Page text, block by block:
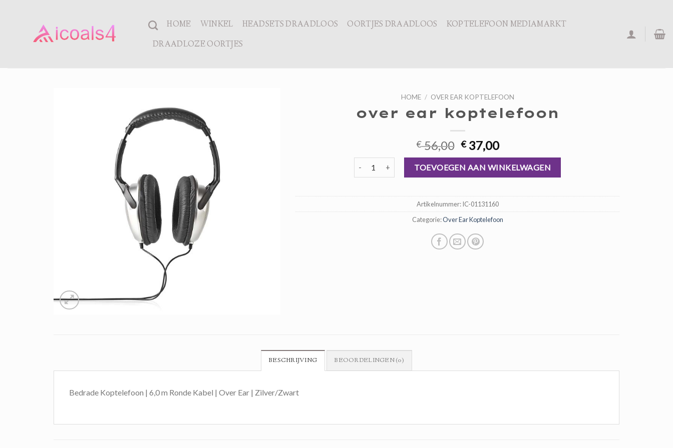
HOME WINKEL HEADSETS DRAADLOOS OORTJES DRAADLOOS
KOPTELEFOON MEDIAMARKT
DRAADLOZE OORTJES
HOME / OVER EAR KOPTELEFOON
over ear koptelefoon
€56,00 Oorspronkelijke
prijs
was:
€ 56,00.
€37,00Huidige
prijs
is:
€ 37,00.
over ear koptelefoon aantalTOEVOEGEN AAN WINKELWAGEN
Artikelnummer:IC-01131160
Categorie:Over Ear Koptelefoon
BESCHRIJVING BEOORDELINGEN (0)
Bedrade Koptelefoon | 6,0 m Ronde Kabel | Over Ear | Zilver/Zwart